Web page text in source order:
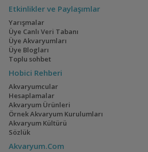
Etkinlikler ve Paylaşımlar
Yarışmalar
Üye Canlı Veri Tabanı
Üye Akvaryumları
Üye Blogları
Toplu sohbet
Hobici Rehberi
Akvaryumcular
Hesaplamalar
Akvaryum Ürünleri
Örnek Akvaryum Kurulumları
Akvaryum Kültürü
Sözlük
Akvaryum.Com